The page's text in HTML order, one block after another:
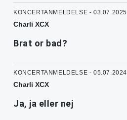
KONCERTANMELDELSE - 03.07.2025
Charli XCX
Brat or bad?
KONCERTANMELDELSE - 05.07.2024
Charli XCX
Ja, ja eller nej